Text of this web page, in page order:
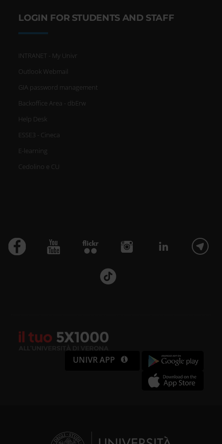
LOGIN FOR STUDENTS AND STAFF
INTRANET - My Univr
Outlook Webmail
GIA password management
Backoffice Area - dbErw
Help Desk
ESSE3 - Cineca
E-learning
Cedolino e CU
UNIVR APP